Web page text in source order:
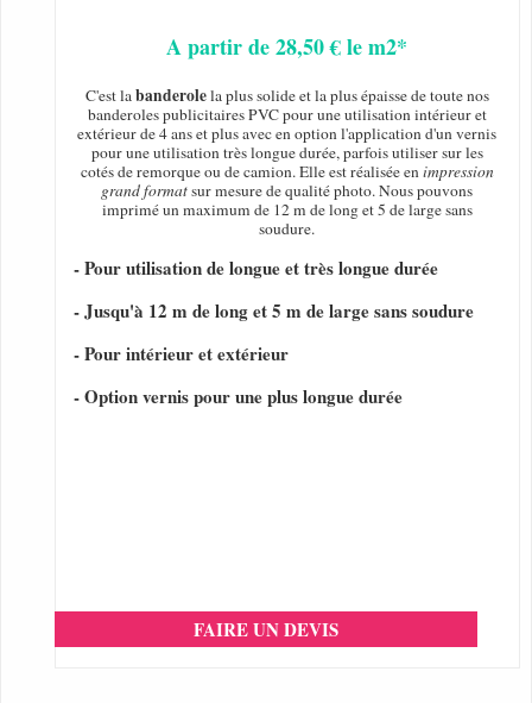
A partir de 28,50 € le m2*
C'est labanderolela plus solide et la plus épaisse de toute nos
banderoles publicitaires PVC pour une utilisation intérieur et
extérieur de 4 ans et plus avec en option l'application d'un vernis
pour une utilisation très longue durée, parfois utiliser sur les
cotés de remorque ou de camion. Elle est réalisée enimpression
grand formatsur mesure de qualité photo. Nous pouvons
imprimé un maximum de 12 m de long et 5 de large sans
soudure.
- Pour utilisation de longue et très longue durée
- Jusqu'à 12 m de long et 5 m de large sans soudure
- Pour intérieur et extérieur
- Option vernis pour une plus longue durée
FAIRE UN DEVIS